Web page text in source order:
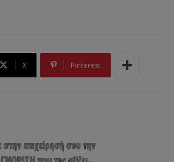
X Pinterest